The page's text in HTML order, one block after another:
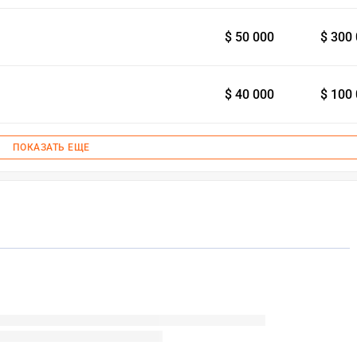
$ 50 000 $ 300
$ 40 000 $ 100
ПОКАЗАТЬ ЕЩЕ